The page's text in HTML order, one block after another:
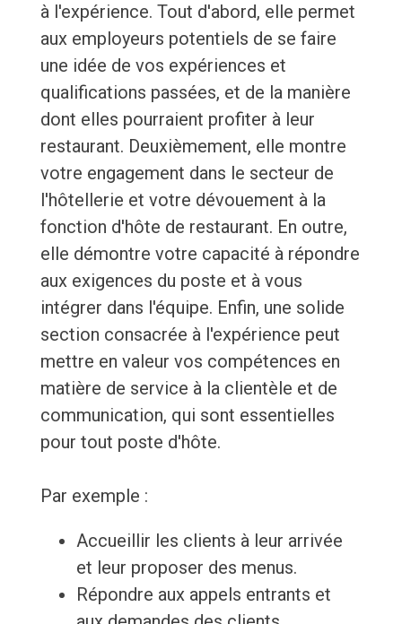
à l'expérience. Tout d'abord, elle permet
aux employeurs potentiels de se faire
une idée de vos expériences et
qualifications passées, et de la manière
dont elles pourraient profiter à leur
restaurant. Deuxièmement, elle montre
votre engagement dans le secteur de
l'hôtellerie et votre dévouement à la
fonction d'hôte de restaurant. En outre,
elle démontre votre capacité à répondre
aux exigences du poste et à vous
intégrer dans l'équipe. Enfin, une solide
section consacrée à l'expérience peut
mettre en valeur vos compétences en
matière de service à la clientèle et de
communication, qui sont essentielles
pour tout poste d'hôte.
Par exemple :
Accueillir les clients à leur arrivée
et leur proposer des menus.
Répondre aux appels entrants et